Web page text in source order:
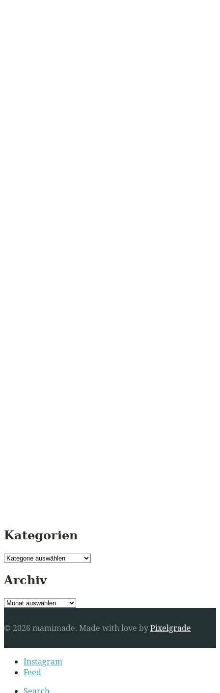
Kategorien
Kategorien
Archiv
Archiv
© 2026 mamimade. Made with love byPixelgrade
Secondary
navigationInstagram
Feed